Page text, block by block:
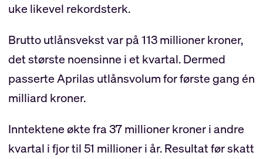
uke likevel rekordsterk.
Brutto utlånsvekst var på 113 millioner kroner,
det største noensinne i et kvartal. Dermed
passerte Aprilas utlånsvolum for første gang én
milliard kroner.
Inntektene økte fra 37 millioner kroner i andre
kvartal i fjor til 51 millioner i år. Resultat før skatt